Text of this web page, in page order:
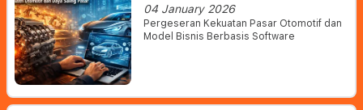
Otomotif Dan Daya Saing Pasar
04 January 2026
Pergeseran Kekuatan Pasar Otomotif dan
Model Bisnis Berbasis Software